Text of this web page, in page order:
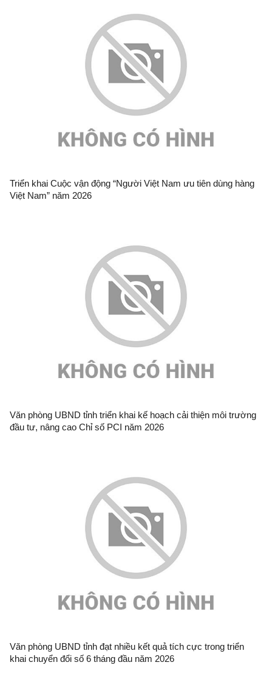
Triển khai Cuộc vận động “Người Việt Nam ưu tiên dùng hàng
Việt Nam” năm 2026
Văn phòng UBND tỉnh triển khai kế hoạch cải thiện môi trường
đầu tư, nâng cao Chỉ số PCI năm 2026
Văn phòng UBND tỉnh đạt nhiều kết quả tích cực trong triển
khai chuyển đổi số 6 tháng đầu năm 2026